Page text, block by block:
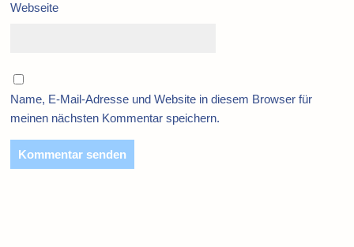
Webseite
Name, E-Mail-Adresse und Website in diesem Browser für
meinen nächsten Kommentar speichern.